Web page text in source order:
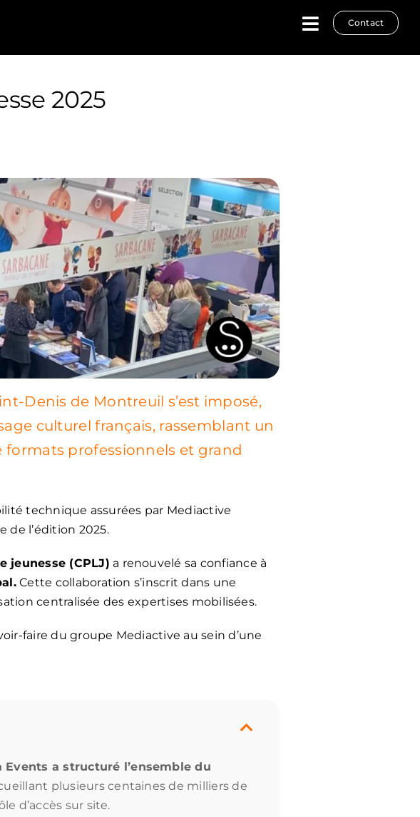
Contact
2025
Denis de Montreuil s’est imposé,
culturel français, rassemblant un
professionnels et grand
technique assurées par Mediactive
l’édition 2025.
jeunesse (CPLJ) a renouvelé sa confiance à
Cette collaboration s’inscrit dans une
centralisée des expertises mobilisées.
faire du groupe Mediactive au sein d’une
Events a structuré l’ensemble du
plusieurs centaines de milliers de
d’accès sur site.